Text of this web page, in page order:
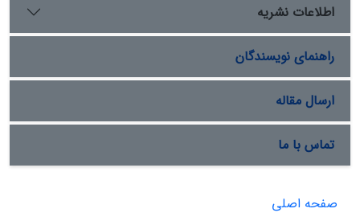
اطلاعات نشریه
راهنمای نویسندگان
ارسال مقاله
تماس با ما
صفحه اصلی